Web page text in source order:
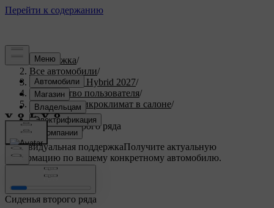
Поддержка/
Все автомобили/
XC90 Plug-in Hybrid 2027/
Руководство пользователя/
Комфорт и микроклимат в салоне/
Сиденья/
Сиденья второго ряда
Индивидуальная поддержкаПолучите актуальную
информацию по вашему конкретному автомобилю.
Сиденья второго ряда